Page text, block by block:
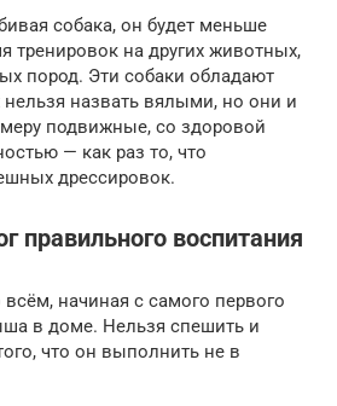
собака, он будет меньше
тренировок на других животных,
пород. Эти собаки обладают
назвать вялыми, но они и
подвижные, со здоровой
— как раз то, что
дрессировок.
правильного воспитания
начиная с самого первого
в доме. Нельзя спешить и
что он выполнить не в